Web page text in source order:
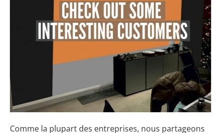
Comme la plupart des entreprises, nous partageons